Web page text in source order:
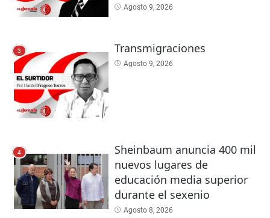
Agosto 9, 2026
3 Transmigraciones
Agosto 9, 2026
4
Sheinbaum anuncia 400 mil
nuevos lugares de
educación media superior
durante el sexenio
Agosto 8, 2026